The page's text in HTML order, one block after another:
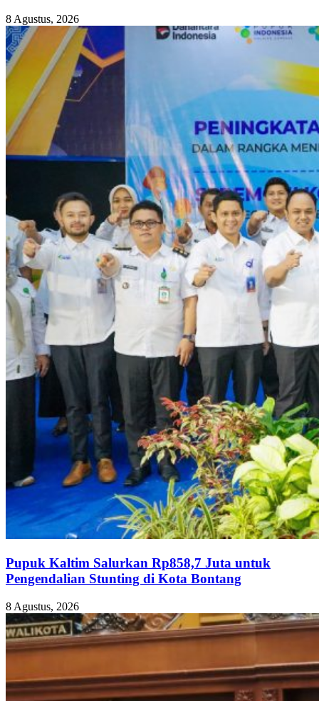
8 Agustus, 2026
Pupuk Kaltim Salurkan Rp858,7 Juta untuk
Pengendalian Stunting di Kota Bontang
8 Agustus, 2026